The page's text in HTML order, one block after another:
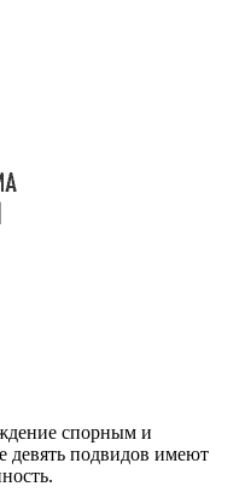
спорным и
девять подвидов имеют